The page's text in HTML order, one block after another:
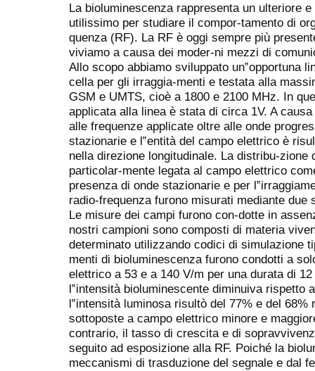
La bioluminescenza rappresenta un ulteriore
utilissimo per studiare il compor-tamento di
quenza (RF). La RF è oggi sempre più
viviamo a causa dei moder-ni mezzi di
Allo scopo abbiamo sviluppato un‟opportuna
cella per gli irraggia-menti e testata alla
GSM e UMTS, cioè a 1800 e 2100 MHz. In
applicata alla linea è stata di circa 1V. A
alle frequenze applicate oltre alle onde
stazionarie e l‟entità del campo elettrico è
nella direzione longitudinale. La distribu-zione
particolar-mente legata al campo elettrico
presenza di onde stazionarie e per
radio-frequenza furono misurati mediante due
Le misure dei campi furono con-dotte in
nostri campioni sono composti di materia
determinato utilizzando codici di simulazione
menti di bioluminescenza furono condotti a
elettrico a 53 e a 140 V/m per una durata di
l‟intensità bioluminescente diminuiva rispetto
l‟intensità luminosa risultò del 77% e del
sottoposte a campo elettrico minore e
contrario, il tasso di crescita e di
seguito ad esposizione alla RF. Poiché la
meccanismi di trasduzione del segnale e dal